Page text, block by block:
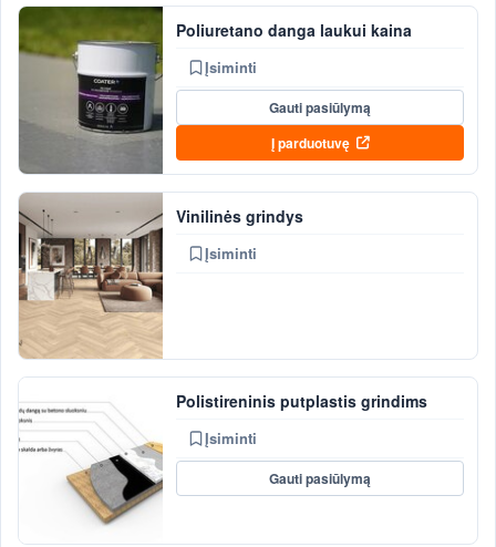
Poliuretano danga laukui kaina
Įsiminti
Gauti pasiūlymą
Į parduotuvę
Vinilinės grindys
Įsiminti
Polistireninis putplastis grindims
Įsiminti
Gauti pasiūlymą